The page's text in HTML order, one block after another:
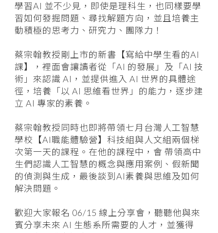
學習AI 並不少見，即使是理科生，也同樣要學
習如何發掘問題、尋找解題方向，並且培養主
動積極的思考力、研究力、團隊力！
蔡宗翰教授剛上市的新書【寫給中學生看的AI
課】，裡面會讓讀者從「AI 的發展」及「AI 技
術」來認識 AI，並提供進入 AI 世界的具體途
徑，培養「以 AI 思維看世界」的能力，逐步建
立 AI 專家的素養。
蔡宗翰教授同時也即將帶領七月台灣人工智慧
學校【AI職能體驗營】科技組與人文組兩個梯
次第一天的課程。在他的課程中，會 帶領高中
生們認識人工智慧的概念與應用案例、假新聞
的偵測與生成，最後談到AI素養與思維及如何
解決問題。
歡迎大家報名 06/15 線上分享會，聽聽他與來
賓分享未來 AI 生態系所需要的人才，並獲得